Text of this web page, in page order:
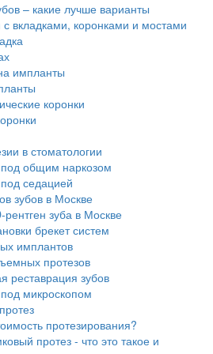
– какие лучше варианты
с вкладками, коронками и мостами
импланты
коронки
в стоматологии
общим наркозом
седацией
зубов в Москве
рентген зуба в Москве
брекет систем
имплантов
протезов
реставрация зубов
микроскопом
протезирования?
протез - что это такое и